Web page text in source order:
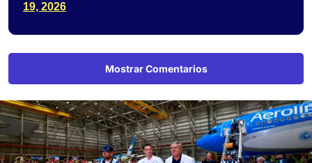
19, 2026
Mostrar Comentarios